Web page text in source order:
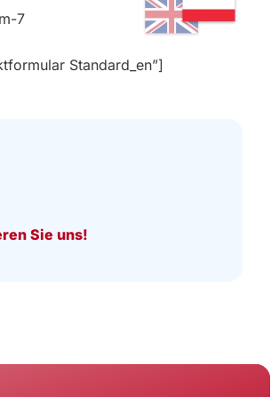
7
Standard_en”]
Sie uns!